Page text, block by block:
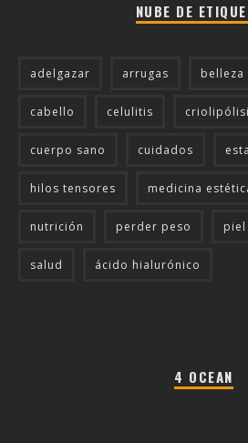
NUBE DE
adelgazar arrugas belleza
cabello celulitis
cuerpo sano cuidados
hilos tensores medicina
nutrición perder peso piel
salud ácido hialurónico
4 OCEAN